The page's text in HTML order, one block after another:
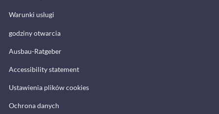
Warunki usługi
godziny otwarcia
Ausbau-Ratgeber
Accessibility statement
Ustawienia plików cookies
Ochrona danych